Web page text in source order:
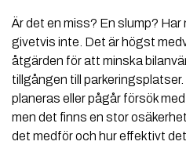
Är det en miss? En slump? Har
givetvis inte. Det är högst
åtgärden för att minska
tillgången till
planeras eller pågår försök
men det finns en stor
det medför och hur effektivt det